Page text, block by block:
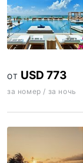
ОТ USD 773
за номер / за ночь